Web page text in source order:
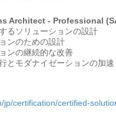
Architect - Professional
るソリューションの設計
ンのための設計
ンの継続的な改善
とモダナイゼーションの加速
jp/certification/certified-